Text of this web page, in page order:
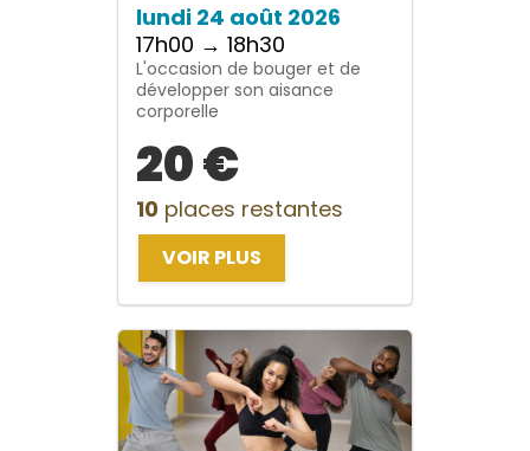
lundi 24 août 2026
17h00 → 18h30
L'occasion de bouger et de
développer son aisance
corporelle
20 €
10 places restantes
VOIR PLUS